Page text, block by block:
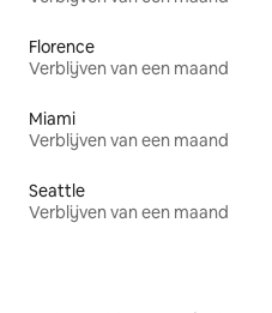
Florence
Verblijven van een maand
Miami
Verblijven van een maand
Seattle
Verblijven van een maand